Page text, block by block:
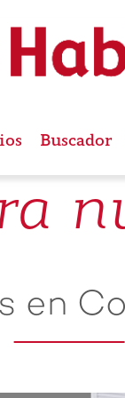
Buscador
en